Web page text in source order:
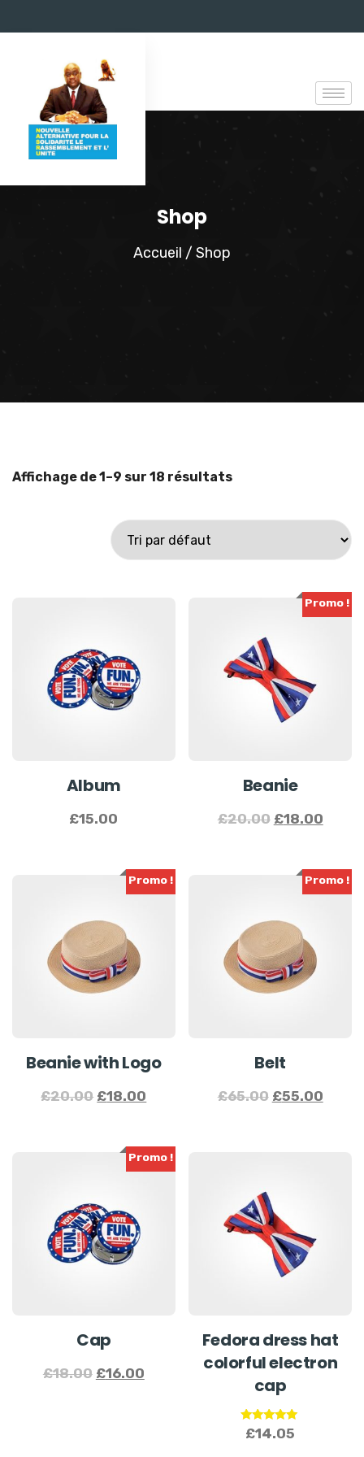
Shop
Accueil / Shop
Affichage de 1–9 sur 18 résultats
Album
£15.00
Promo !
Beanie
£20.00 £18.00
Promo !
Beanie with Logo
£20.00 £18.00
Promo !
Belt
£65.00 £55.00
Promo !
Cap
£18.00 £16.00
Fedora dress hat
colorful electron
cap
Note
5.00
£14.05